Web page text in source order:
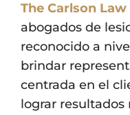
The Carlson
abogados de
reconocido a
brindar
centrada en el
lograr resultados